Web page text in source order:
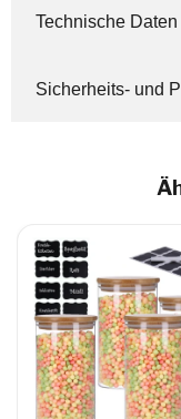
Technische Daten
Sicherheits- und